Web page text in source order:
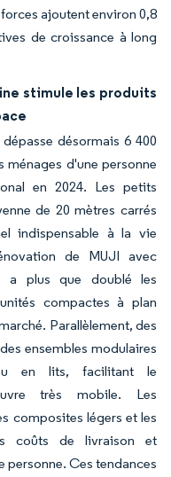
ajoutent environ 0,8
de croissance à long
stimule les produits
désormais 6 400
ménages d'une personne
en 2024. Les petits
de 20 mètres carrés
indispensable à la vie
de MUJI avec
a plus que doublé les
compactes à plan
Parallèlement, des
ensembles modulaires
en lits, facilitant le
très mobile. Les
composites légers et les
coûts de livraison et
personne. Ces tendances